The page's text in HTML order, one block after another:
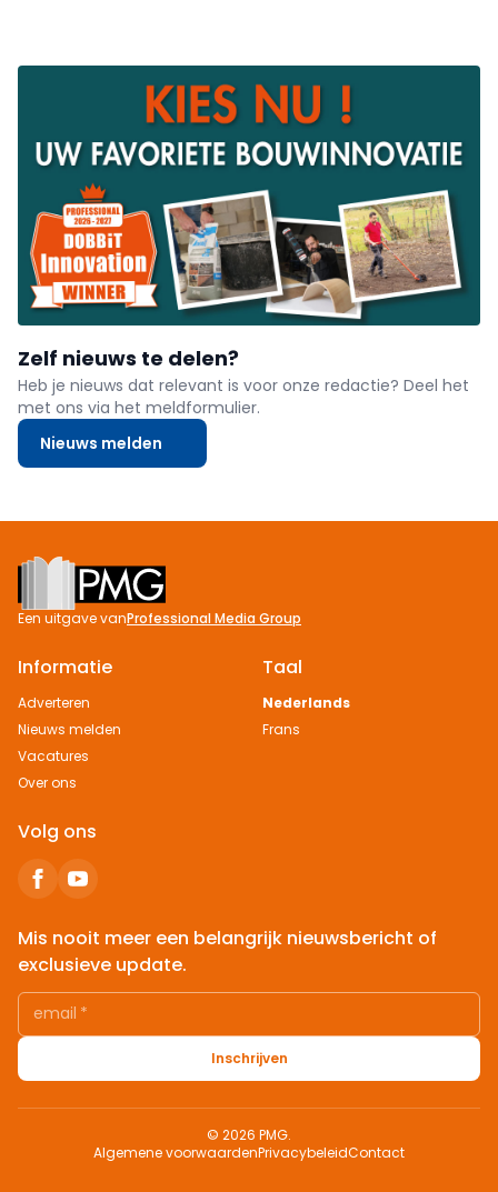
Zelf nieuws te delen?
Heb je nieuws dat relevant is voor onze redactie? Deel het
met ons via het meldformulier.
Nieuws melden
Footer
Een uitgave vanProfessional Media Group
Informatie
Adverteren
Nieuws melden
Vacatures
Over ons
Taal
Nederlands
Frans
Volg ons
Mis nooit meer een belangrijk nieuwsbericht of
exclusieve update.
email *
Inschrijven
© 2026 PMG.
Algemene voorwaardenPrivacybeleidContact